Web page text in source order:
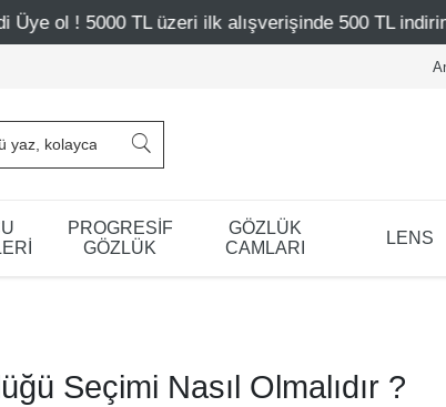
TL üzeri ilk alışverişinde 500 TL indirim
PROGRESİF
GÖZLÜK
GÖZLÜK
CAMLARI
LENS
Seçimi Nasıl Olmalıdır ?